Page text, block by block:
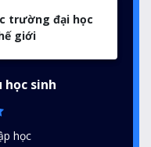
trường đại học
giới
học sinh
học